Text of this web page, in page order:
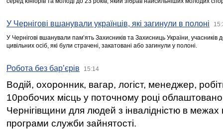
У Чернігові вшанували українців, які загинули в полоні
У Чернігові вшанували пам’ять Захисників та Захисниць України,
цивільних осіб, які були страчені, закатовані або загинули у полоні.
Робота без бар’єрів 15:14
Водій, охоронник, вагар, логіст, менеджер,
10робочих місць у поточному році
Чернігівщини для людей з інвалідністю в межах
програми служби зайнятості.